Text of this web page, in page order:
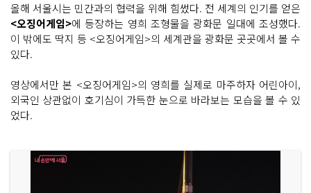
올해 서울시는 민간과의 협력을 위해 힘썼다. 전 세계의 인기를 얻은
<오징어게임>에 등장하는 영희 조형물을 광화문 일대에 조성했다.
이 밖에도 딱지 등 <오징어게임>의 세계관을 광화문 곳곳에서 볼 수
있다.
영상에서만 본 <오징어게임>의 영희를 실제로 마주하자 어린아이,
외국인 상관없이 호기심이 가득한 눈으로 바라보는 모습을 볼 수 있
었다.